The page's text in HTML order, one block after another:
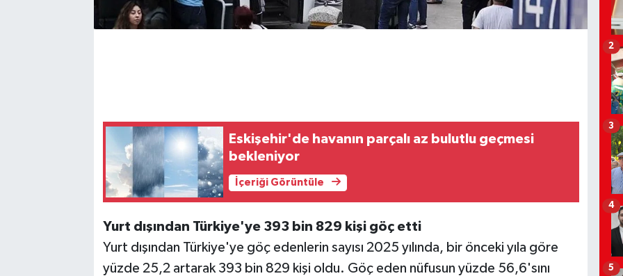
Eskişehir'de havanın parçalı az bulutlu geçmesi
bekleniyor
İçeriği Görüntüle
Yurt dışından Türkiye'ye 393 bin 829 kişi göç etti
Yurt dışından Türkiye'ye göç edenlerin sayısı 2025 yılında, bir önceki yıla göre
yüzde 25,2 artarak 393 bin 829 kişi oldu. Göç eden nüfusun yüzde 56,6'sını
2
3
4
5